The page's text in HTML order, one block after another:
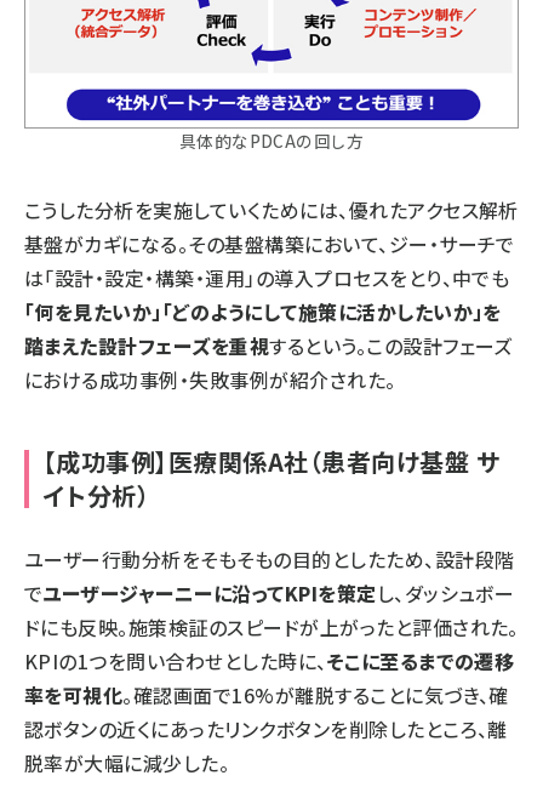
具体的なPDCAの回し方
こうした分析を実施していくためには、優れたアクセス解析
基盤がカギになる。その基盤構築において、ジー・サーチで
は「設計・設定・構築・運用」の導入プロセスをとり、中でも
「何を見たいか」「どのようにして施策に活かしたいか」を
踏まえた設計フェーズを重視するという。この設計フェーズ
における成功事例・失敗事例が紹介された。
【成功事例】医療関係A社（患者向け基盤 サ
イト分析）
ユーザー行動分析をそもそもの目的としたため、設計段階
でユーザージャーニーに沿ってKPIを策定し、ダッシュボー
ドにも反映。施策検証のスピードが上がったと評価された。
KPIの1つを問い合わせとした時に、そこに至るまでの遷移
率を可視化。確認画面で16%が離脱することに気づき、確
認ボタンの近くにあったリンクボタンを削除したところ、離
脱率が大幅に減少した。